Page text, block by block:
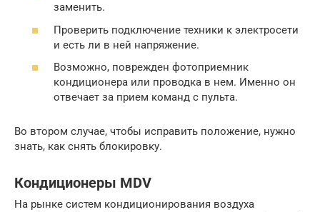
заменить.
Проверить подключение техники к электросети
и есть ли в ней напряжение.
Возможно, поврежден фотоприемник
кондиционера или проводка в нем. Именно он
отвечает за прием команд с пульта.
Во втором случае, чтобы исправить положение, нужно
знать, как снять блокировку.
Кондиционеры MDV
На рынке систем кондиционирования воздуха